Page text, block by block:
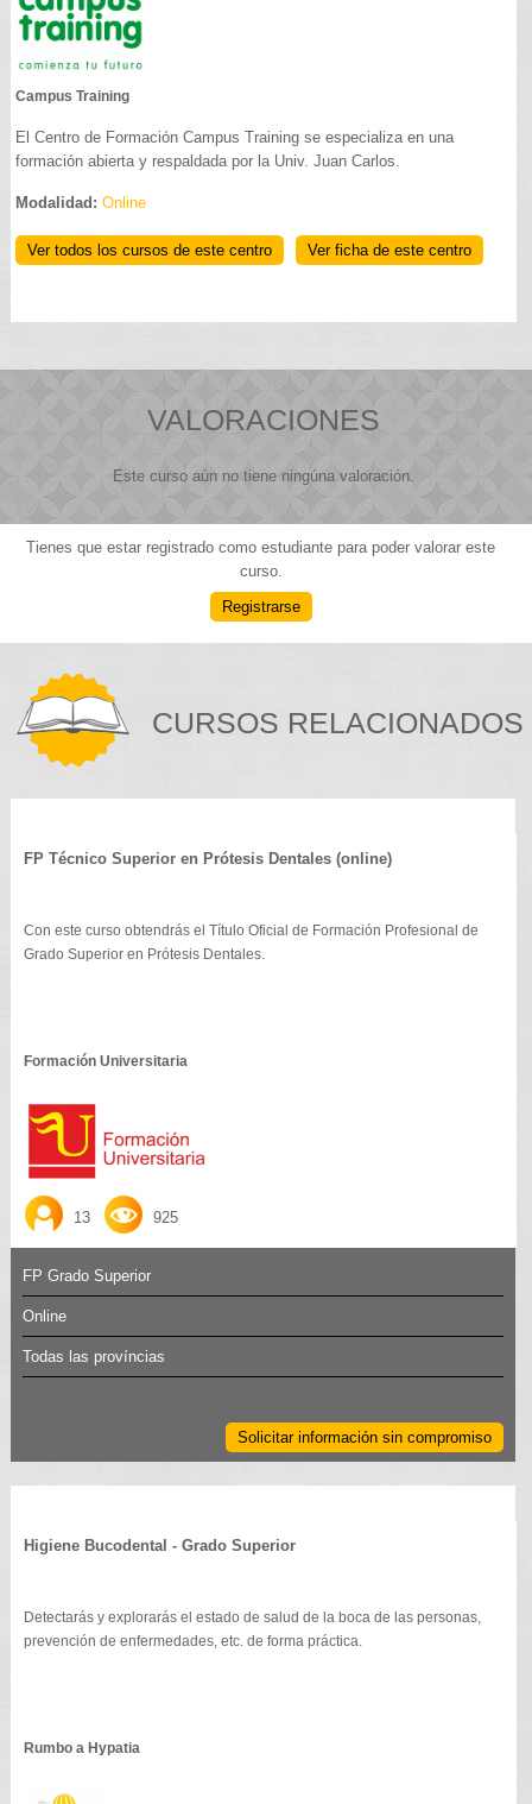
Campus Training
El Centro de Formación Campus Training se especializa en una
formación abierta y respaldada por la Univ. Juan Carlos.
Modalidad:Online
Ver todos los cursos de este centro Ver ficha de este centro
VALORACIONES
Este curso aún no tiene ningúna valoración.
Tienes que estar registrado como estudiante para poder valorar este
curso.
Registrarse
CURSOS RELACIONADOS
FP Técnico Superior en Prótesis Dentales (online)
Con este curso obtendrás el Título Oficial de Formación Profesional de
Grado Superior en Prótesis Dentales.
Formación Universitaria
13 925
FP Grado Superior
Online
Todas las províncias
Solicitar información sin compromiso
Higiene Bucodental - Grado Superior
Detectarás y explorarás el estado de salud de la boca de las personas,
prevención de enfermedades, etc. de forma práctica.
Rumbo a Hypatia